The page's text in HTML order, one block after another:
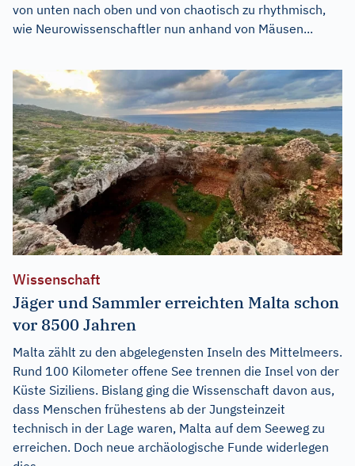
von unten nach oben und von chaotisch zu rhythmisch,
wie Neurowissenschaftler nun anhand von Mäusen...
Wissenschaft
Jäger und Sammler erreichten Malta schon
vor 8500 Jahren
Malta zählt zu den abgelegensten Inseln des Mittelmeers.
Rund 100 Kilometer offene See trennen die Insel von der
Küste Siziliens. Bislang ging die Wissenschaft davon aus,
dass Menschen frühestens ab der Jungsteinzeit
technisch in der Lage waren, Malta auf dem Seeweg zu
erreichen. Doch neue archäologische Funde widerlegen